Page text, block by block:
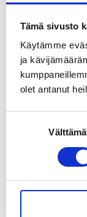
Tämä sivusto
Käytämme
ja
olet antanut